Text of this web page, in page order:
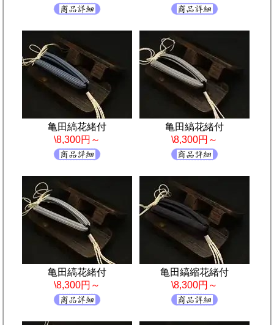
亀田縞花緒付
\8,300円～
亀田縞花緒付
\8,300円～
亀田縞花緒付
\8,300円～
亀田縞縮花緒付
\8,300円～